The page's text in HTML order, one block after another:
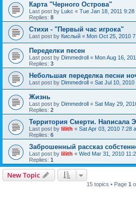
Карта "Черного Острова"
Last post by Lukc « Tue Jan 18, 2011 9:28
Replies: 8
Стихи - "Первый час игрока"
Last post by Кислый « Mon Oct 25, 2010
Переделки песен
Last post by Dimmedroll « Mon Aug 16,
Replies: 3
Небольшая переделка песни
Last post by Dimmedroll « Sat Jul 10, 2010
Жизнь
Last post by Dimmedroll « Sat May 29,
Replies: 2
Территория Смерти. Написала
Last post by lilith « Sat Apr 03, 2010 7:28
Replies: 6
Заброшенный рассказ
Last post by lilith « Wed Mar 31, 2010
Replies: 1
New Topic
15 topics • Page 1